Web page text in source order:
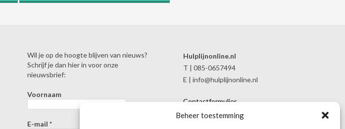
Beheer toestemming
Wil je op de hoogte blijven van nieuws?
Schrijf je dan hier in voor onze
nieuwsbrief:
Voornaam
E-mail *
Hulplijnonline.nl
T | 085-0657494
E | info@hulplijnonline.nl
Contactformulier
Over Hulplijnonline.nl